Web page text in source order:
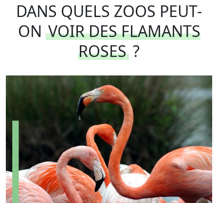
DANS QUELS ZOOS PEUT-
ON VOIR DES FLAMANTS
ROSES ?